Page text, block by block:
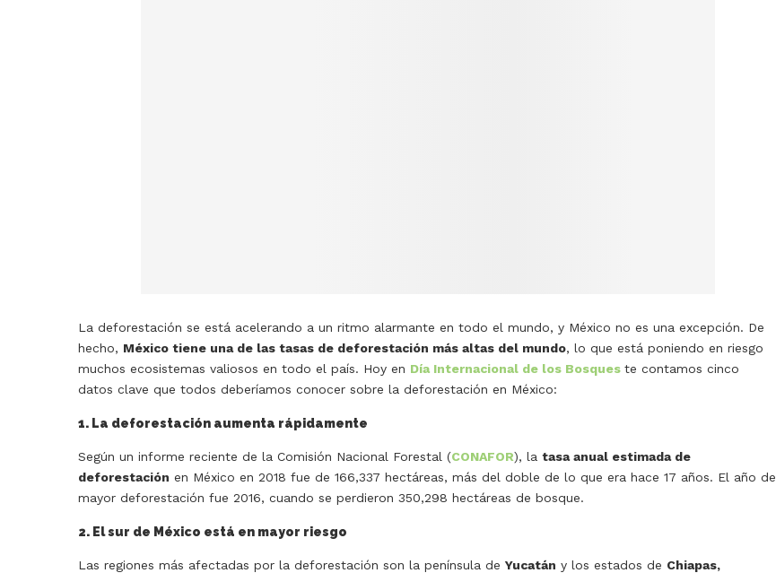
La deforestación se está acelerando a un ritmo alarmante en todo el mundo, y México no es una excepción. De
hecho, México tiene una de las tasas de deforestación más altas del mundo, lo que está poniendo en riesgo
muchos ecosistemas valiosos en todo el país. Hoy en Día Internacional de los Bosques te contamos cinco
datos clave que todos deberíamos conocer sobre la deforestación en México:
1. La deforestación aumenta rápidamente
Según un informe reciente de la Comisión Nacional Forestal (CONAFOR), la tasa anual estimada de
deforestación en México en 2018 fue de 166,337 hectáreas, más del doble de lo que era hace 17 años. El año de
mayor deforestación fue 2016, cuando se perdieron 350,298 hectáreas de bosque.
2. El sur de México está en mayor riesgo
Las regiones más afectadas por la deforestación son la península de Yucatán y los estados de Chiapas,